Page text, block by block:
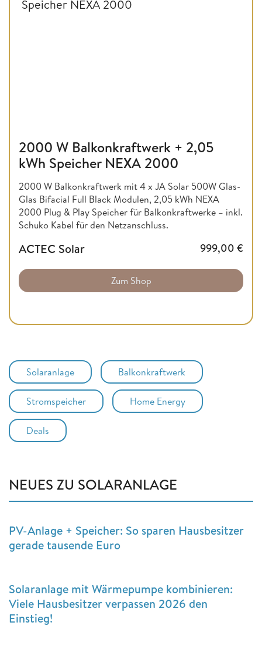
2000 W Balkonkraftwerk + 2,05
kWh Speicher NEXA 2000
2000 W Balkonkraftwerk mit 4 x JA Solar 500W Glas-
Glas Bifacial Full Black Modulen, 2,05 kWh NEXA
2000 Plug & Play Speicher für Balkonkraftwerke – inkl.
Schuko Kabel für den Netzanschluss.
ACTEC Solar 999,00 €
Zum Shop
Solaranlage Balkonkraftwerk
Stromspeicher Home Energy
Deals
NEUES ZU SOLARANLAGE
PV-Anlage + Speicher: So sparen Hausbesitzer
gerade tausende Euro
Solaranlage mit Wärmepumpe kombinieren:
Viele Hausbesitzer verpassen 2026 den
Einstieg!